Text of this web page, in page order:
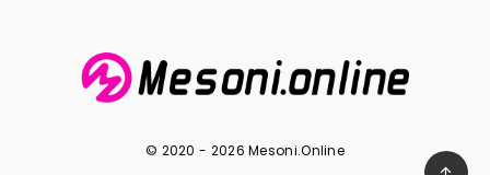
© 2020 - 2026 Mesoni.Online